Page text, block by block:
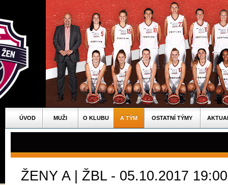
ÚVOD MUŽI O KLUBU A TÝM OSTATNÍ TÝMY
ŽENY A | ŽBL - 05.10.2017 19:00